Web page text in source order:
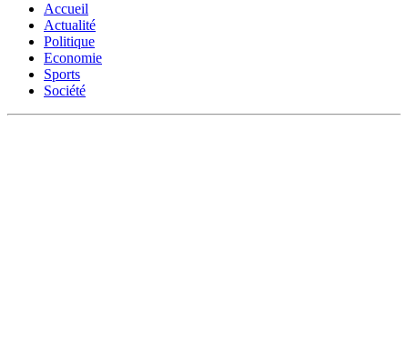
Accueil
Actualité
Politique
Economie
Sports
Société